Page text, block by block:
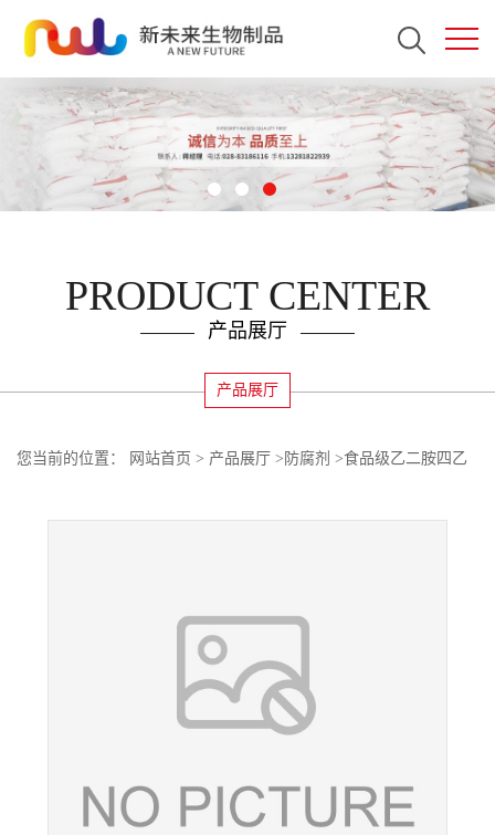
PRODUCT CENTER
产品展厅
产品展厅
您当前的位置： 网站首页 > 产品展厅 > 防腐剂 >食品级乙二胺四乙